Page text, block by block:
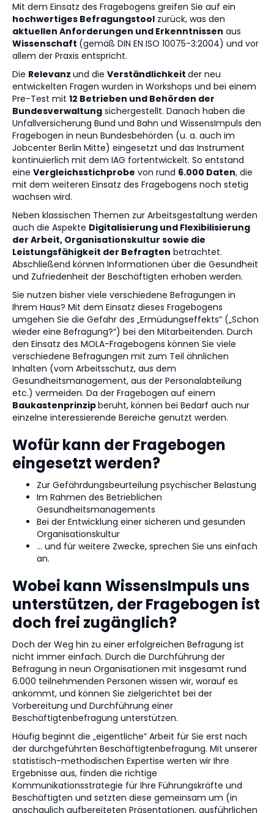
Mit dem Einsatz des Fragebogens greifen Sie auf ein
hochwertiges Befragungstool zurück, was den
aktuellen Anforderungen und Erkenntnissen aus
Wissenschaft (gemäß DIN EN ISO 10075-3:2004) und vor
allem der Praxis entspricht.
Die Relevanz und die Verständlichkeit der neu
entwickelten Fragen wurden in Workshops und bei einem
Pre-Test mit 12 Betrieben und Behörden der
Bundesverwaltung sichergestellt. Danach haben die
Unfallversicherung Bund und Bahn und WissensImpuls den
Fragebogen in neun Bundesbehörden (u. a. auch im
Jobcenter Berlin Mitte) eingesetzt und das Instrument
kontinuierlich mit dem IAG fortentwickelt. So entstand
eine Vergleichsstichprobe von rund 6.000 Daten, die
mit dem weiteren Einsatz des Fragebogens noch stetig
wachsen wird.
Neben klassischen Themen zur Arbeitsgestaltung werden
auch die Aspekte Digitalisierung und Flexibilisierung
der Arbeit, Organisationskultur sowie die
Leistungsfähigkeit der Befragten betrachtet.
Abschließend können Informationen über die Gesundheit
und Zufriedenheit der Beschäftigten erhoben werden.
Sie nutzen bisher viele verschiedene Befragungen in
Ihrem Haus? Mit dem Einsatz dieses Fragebogens
umgehen Sie die Gefahr des „Ermüdungseffekts“ („Schon
wieder eine Befragung?“) bei den Mitarbeitenden. Durch
den Einsatz des MOLA-Fragebogens können Sie viele
verschiedene Befragungen mit zum Teil ähnlichen
Inhalten (vom Arbeitsschutz, aus dem
Gesundheitsmanagement, aus der Personalabteilung
etc.) vermeiden. Da der Fragebogen auf einem
Baukastenprinzipberuht, können bei Bedarf auch nur
einzelne interessierende Bereiche genutzt werden.
Wofür kann der Fragebogen
eingesetzt werden?
Zur Gefährdungsbeurteilung psychischer Belastung
Im Rahmen des Betrieblichen
Gesundheitsmanagements
Bei der Entwicklung einer sicheren und gesunden
Organisationskultur
… und für weitere Zwecke, sprechen Sie uns einfach
an.
Wobei kann WissensImpuls uns
unterstützen, der Fragebogen ist
doch frei zugänglich?
Doch der Weg hin zu einer erfolgreichen Befragung ist
nicht immer einfach. Durch die Durchführung der
Befragung in neun Organisationen mit insgesamt rund
6.000 teilnehmenden Personen wissen wir, worauf es
ankommt, und können Sie zielgerichtet bei der
Vorbereitung und Durchführung einer
Beschäftigtenbefragung unterstützen.
Häufig beginnt die „eigentliche“ Arbeit für Sie erst nach
der durchgeführten Beschäftigtenbefragung. Mit unserer
statistisch-methodischen Expertise werten wir Ihre
Ergebnisse aus, finden die richtige
Kommunikationsstrategie für Ihre Führungskräfte und
Beschäftigten und setzten diese gemeinsam um (in
anschaulich aufbereiteten Präsentationen, ausführlichen